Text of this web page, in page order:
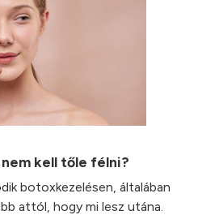
kell tőle félni?
botoxkezelésen, általában
attól, hogy mi lesz utána.